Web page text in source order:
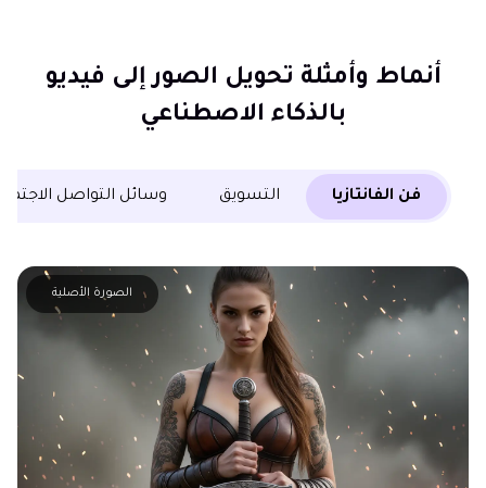
أنماط وأمثلة تحويل الصور إلى فيديو
بالذكاء الاصطناعي
فن الفانتازيا التسويق وسائل التواصل
الصورة الأصلية